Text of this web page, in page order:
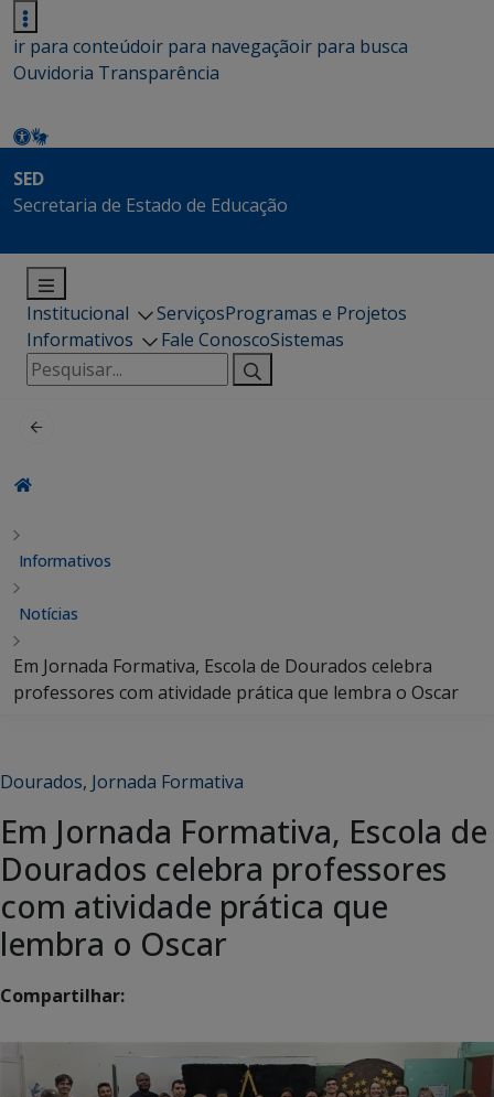
ir para conteúdoir para navegaçãoir para busca
Ouvidoria Transparência
SED
Secretaria de Estado de Educação
Institucional ServiçosProgramas e Projetos
Informativos
Fale ConoscoSistemas
Pesquisar
por:
Informativos
Notícias
Em Jornada Formativa, Escola de Dourados celebra
professores com atividade prática que lembra o Oscar
Dourados, Jornada Formativa
Em Jornada Formativa, Escola de
Dourados celebra professores
com atividade prática que
lembra o Oscar
Compartilhar: